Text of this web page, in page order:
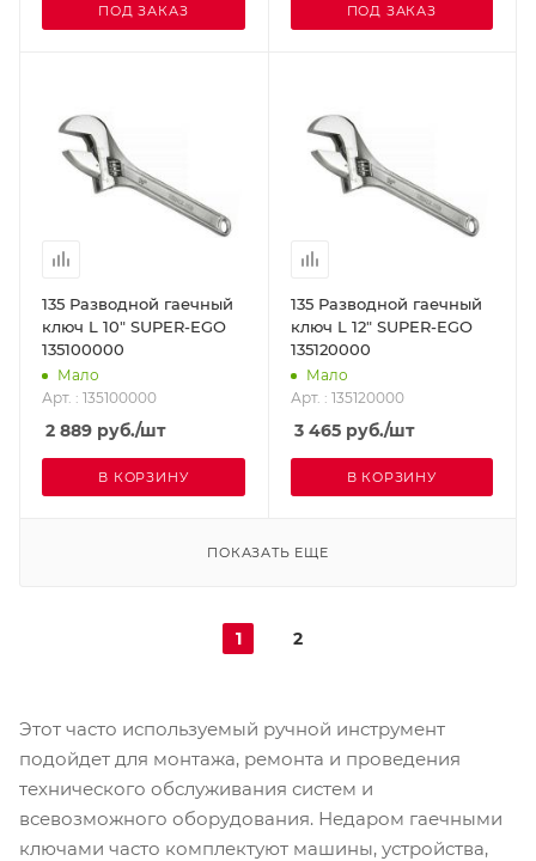
ПОД ЗАКАЗ ПОД ЗАКАЗ
135 Разводной гаечный
ключ L 10" SUPER-EGO
135100000
Мало
Арт. : 135100000
2 889 руб./шт
В КОРЗИНУ
135 Разводной гаечный
ключ L 12" SUPER-EGO
135120000
Мало
Арт. : 135120000
3 465руб./шт
В КОРЗИНУ
ПОКАЗАТЬ ЕЩЕ
1 2
Этот часто используемый ручной инструмент
подойдет для монтажа, ремонта и проведения
технического обслуживания систем и
всевозможного оборудования. Недаром гаечными
ключами часто комплектуют машины, устройства,